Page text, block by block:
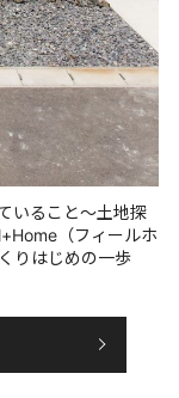
いること～土地探
（フィールホ
りはじめの一歩